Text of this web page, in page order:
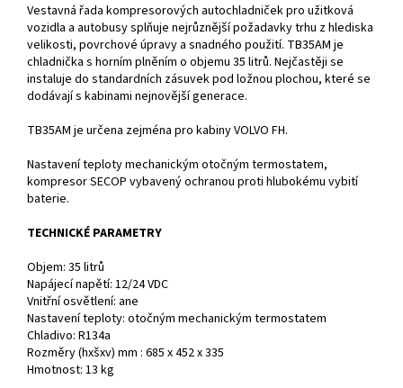
Vestavná řada kompresorových autochladniček pro užitková
vozidla a autobusy splňuje nejrůznější požadavky trhu z hlediska
velikosti, povrchové úpravy a snadného použití. TB35AM je
chladnička s horním plněním o objemu 35 litrů. Nejčastěji se
instaluje do standardních zásuvek pod ložnou plochou, které se
dodávají s kabinami nejnovější generace.
TB35AM je určena zejména pro kabiny VOLVO FH.
Nastavení teploty mechanickým otočným termostatem,
kompresor SECOP vybavený ochranou proti hlubokému vybití
baterie.
TECHNICKÉ PARAMETRY
Objem: 35 litrů
Napájecí napětí: 12/24 VDC
Vnitřní osvětlení: ane
Nastavení teploty: otočným mechanickým termostatem
Chladivo: R134a
Rozměry (hxšxv) mm : 685 x 452 x 335
Hmotnost: 13 kg